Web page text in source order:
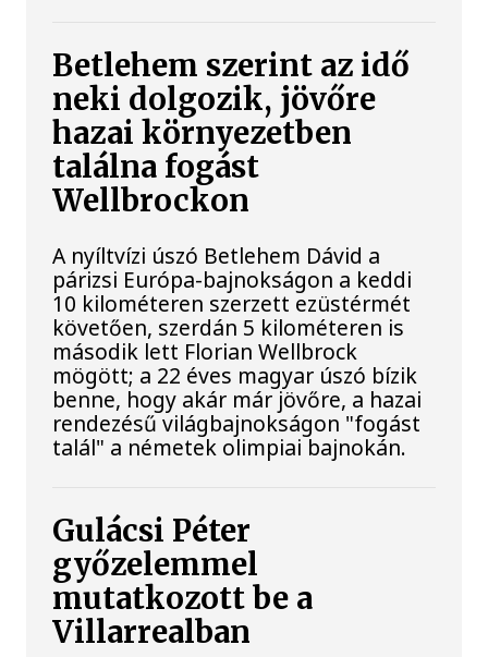
Betlehem szerint az idő
neki dolgozik, jövőre
hazai környezetben
találna fogást
Wellbrockon
A nyíltvízi úszó Betlehem Dávid a
párizsi Európa-bajnokságon a keddi
10 kilométeren szerzett ezüstérmét
követően, szerdán 5 kilométeren is
második lett Florian Wellbrock
mögött; a 22 éves magyar úszó bízik
benne, hogy akár már jövőre, a hazai
rendezésű világbajnokságon "fogást
talál" a németek olimpiai bajnokán.
Gulácsi Péter
győzelemmel
mutatkozott be a
Villarrealban